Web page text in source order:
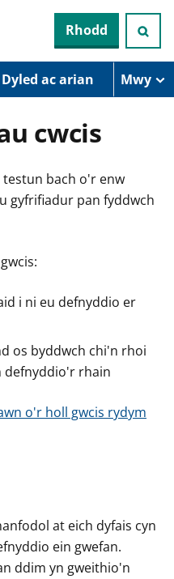
Rhodd
Dyled ac arian Mwy
cwcis
testun bach o'r enw
gyfrifiadur pan fyddwch
i ni eu defnyddio er
os byddwch chi'n rhoi
defnyddio'r rhain
o'r holl gwcis rydym
at eich dyfais cyn
ein gwefan.
ddim yn gweithio'n